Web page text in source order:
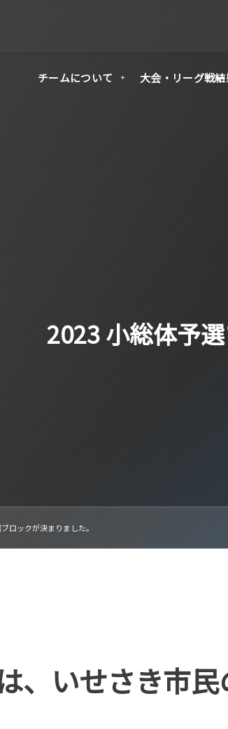
チームについて 大会・リーグ戦
2023 小総体予
ロックが決まりました。
、いせさき市